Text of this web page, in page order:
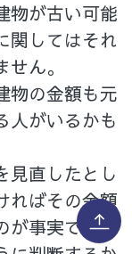
物が古い可能
関してはそれ
ん。
物の金額も元
人がいるかも
見直したとし
ればその金額
事実です。